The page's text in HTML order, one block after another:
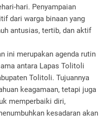
hari. Penyampaian
dari warga binaan yang
antusias, tertib, dan aktif
ini merupakan agenda rutin
antara Lapas Tolitoli
Tolitoli. Tujuannya
keagamaan, tetapi juga
memperbaiki diri,
kesadaran akan